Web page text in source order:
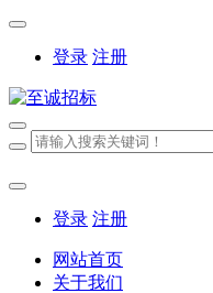
登录 注册
登录 注册
网站首页
关于我们